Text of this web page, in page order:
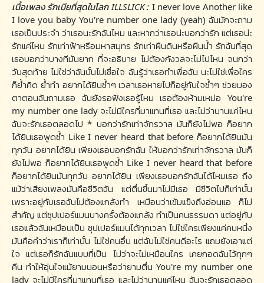
เนื้อเพลง รักเมียที่สุดในโลก ILLSLICK : I never love Another like
I love you baby You're number one lady (yeah) ฉันมักจะถาม
เธอเป็นประจำ ว่าเธอนะรักฉันไหม และหากว่าเธอน่ะบอกว่ารัก แต่เธอน่ะ
รักแค่ไหน รักเท่าฟ้าหรือมหาสมุทร รักเท่าผืนดินหรือผืนน้ำ รักฉันที่สุด
เธอบอกว่าบางทีมันยาก ที่จะอธิบาย ไม่ต้องกังวลจะไม่ไปไหน จนกว่า
วันสุดท้าย ไม่ใช่ว่าฉันนั้นไม่เชื่อใจ ฉันรู้ว่าเธอทำเพื่อฉัน นะไม่ใช่เพื่อใคร
ก็ย้ำคิด ย้ำทำ อยากได้ยินซ้ำๆ เวลาเธอหายไปก็อยู่กับใจช้ำๆ ช่วยมอง
ตาตอนฉันถามเธอ ฉันยังรอฟังเธอรู้ไหม เธอต้องห้ามเหม่อ You're
my number one lady จะไม่มีใครที่มาแทนที่เธอ และไม่ว่านานแค่ไหน
ฉันจะรักเธอตลอดไป * บอกว่ารักเท่าจักรวาล มันก็ยังไม่พอ ก็อยาก
ได้ยินเธอพูดซ้ำ Like I never heard that before ก็อยากได้ยินมัน
ทุกวัน อยากได้ยิน เพียงเธอบอกรักฉัน ให้บอกว่ารักเท่าจักรวาล มันก็
ยังไม่พอ ก็อยากได้ยินเธอพูดซ้ำ Like I never heard that before
ก็อยากได้ยินมันทุกวัน อยากได้ยิน เพียงเธอบอกรักฉันได้ไหมเธอ ถึง
แม้ว่าเสียงเพลงมันคือชีวิตฉัน แต่ตื่นขึ้นมาไม่มีเธอ มีชีวิตไปก็เท่านั้น
เพราะอยู่กับเธอฉันไม่ต้องแกล้งทำ เหมือนว่าเข้มแข็งถึงอ่อนแอ ก็ไม่
สำคัญ แต่ซุปเปอร์แมนบางครั้งต้องแกล้ง ทำเป็นคนธรรมดา แต่อยู่กับ
เธอแล้วฉันเหมือนเป็น ซุปเปอร์แมนได้ทุกเวลา ไม่ใช่ใครเพียงแค่คนหนึ่ง
มันคือคำว่าเราก็เท่านั้น ไม่ใช่คนอื่น แต่ฉันไม่ใช่คนดีอะไร แถมยังเอาแต่
ใจ แต่เธอก็รักฉันแบบที่เป็น ไม่ว่าจะไม่เหมือนใคร เคยกอดฉันไว้ทุกๆ
คืน ทำให้อุ่นใจแม้ยามนอนหรือว่ายามตื่น You're my number one
lady จะไม่มีใครที่มาแทนที่เธอ และไม่ว่านานแค่ไหน ฉันจะรักเธอตลอด